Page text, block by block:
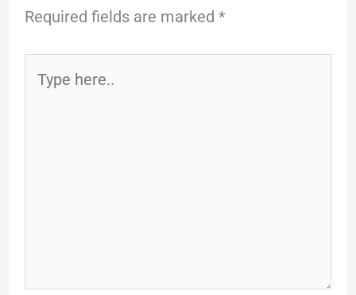
Required fields are marked *
here..